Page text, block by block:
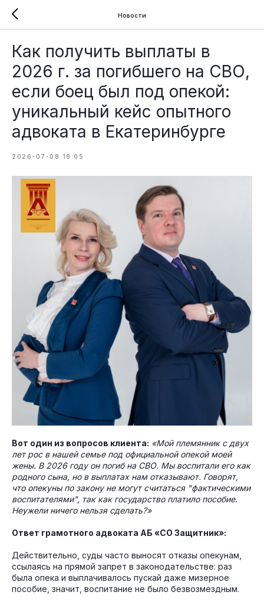
Новости
Как получить выплаты в
2026 г. за погибшего на СВО,
если боец был под опекой:
уникальный кейс опытного
адвоката в Екатеринбурге
2026-07-08 18:05
Вот один из вопросов клиента: «Мой племянник с двух
лет рос в нашей семье под официальной опекой моей
жены. В 2026 году он погиб на СВО. Мы воспитали его как
родного сына, но в выплатах нам отказывают. Говорят,
что опекуны по закону не могут считаться "фактическими
воспитателями", так как государство платило пособие.
Неужели ничего нельзя сделать?»
Ответ грамотного адвоката АБ «СО Защитник»:
Действительно, суды часто выносят отказы опекунам,
ссылаясь на прямой запрет в законодательстве: раз
была опека и выплачивалось пускай даже мизерное
пособие, значит, воспитание не было безвозмездным.